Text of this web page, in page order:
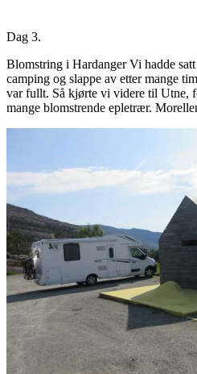
Dag 3.
Blomstring i Hardanger Vi hadde
camping og slappe av etter mange
var fullt. Så kjørte vi videre til Utne,
mange blomstrende epletrær.